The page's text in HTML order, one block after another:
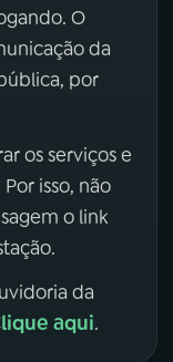
O
da
por
os serviços e
isso, não
o link
da
aqui.